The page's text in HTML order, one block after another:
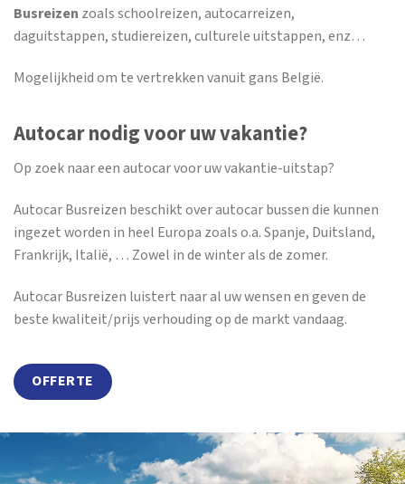
Busreizen zoals schoolreizen, autocarreizen,
daguitstappen, studiereizen, culturele uitstappen, enz…
Mogelijkheid om te vertrekken vanuit gans België.
Autocar nodig voor uw vakantie?
Op zoek naar een autocar voor uw vakantie-uitstap?
Autocar Busreizen beschikt over autocar bussen die kunnen
ingezet worden in heel Europa zoals o.a. Spanje, Duitsland,
Frankrijk, Italië, … Zowel in de winter als de zomer.
Autocar Busreizen luistert naar al uw wensen en geven de
beste kwaliteit/prijs verhouding op de markt vandaag.
OFFERTE